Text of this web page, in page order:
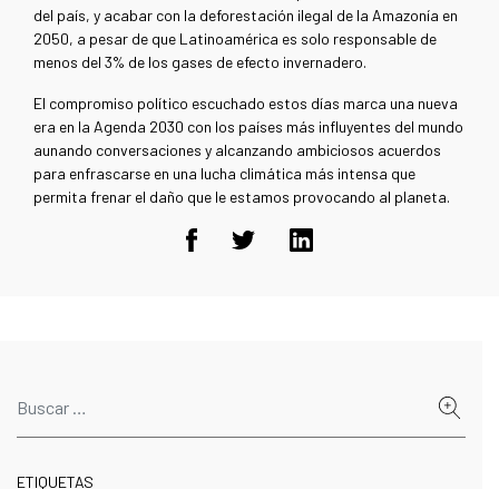
del país, y acabar con la deforestación ilegal de la Amazonía en
2050, a pesar de que Latinoamérica es solo responsable de
menos del 3% de los gases de efecto invernadero.
El compromiso político escuchado estos días marca una nueva
era en la Agenda 2030 con los países más influyentes del mundo
aunando conversaciones y alcanzando ambiciosos acuerdos
para enfrascarse en una lucha climática más intensa que
permita frenar el daño que le estamos provocando al planeta.
ETIQUETAS